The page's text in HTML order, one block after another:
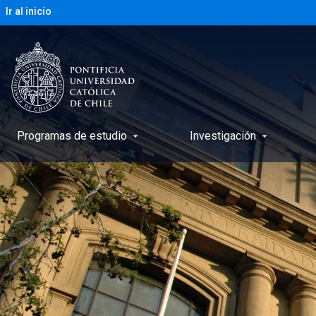
Ir al inicio
Programas de estudio arrow_drop_down Investigación arrow_drop_down